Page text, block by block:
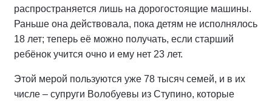
распространяется лишь на дорогостоящие машины.
Раньше она действовала, пока детям не исполнялось
18 лет; теперь её можно получать, если старший
ребёнок учится очно и ему нет 23 лет.
Этой мерой пользуются уже 78 тысяч семей, и в их
числе – супруги Волобуевы из Ступино, которые